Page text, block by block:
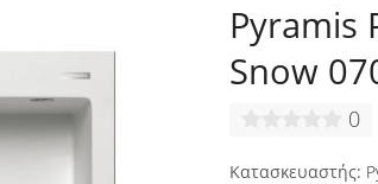
Pyramis
Snow
0
Κατασκευαστής: